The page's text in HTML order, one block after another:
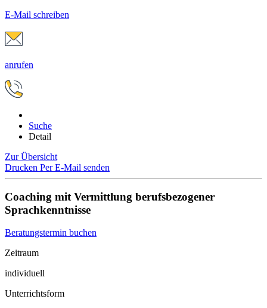
E-Mail schreiben
anrufen
Suche
Detail
Zur Übersicht
Drucken Per E-Mail senden
Coaching mit Vermittlung berufsbezogener
Sprachkenntnisse
Beratungstermin buchen
Zeitraum
individuell
Unterrichtsform